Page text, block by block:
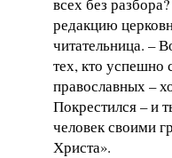
редакцию
читательница. –
тех, кто успешно
православных –
Покрестился – и
человек своими
Христа».